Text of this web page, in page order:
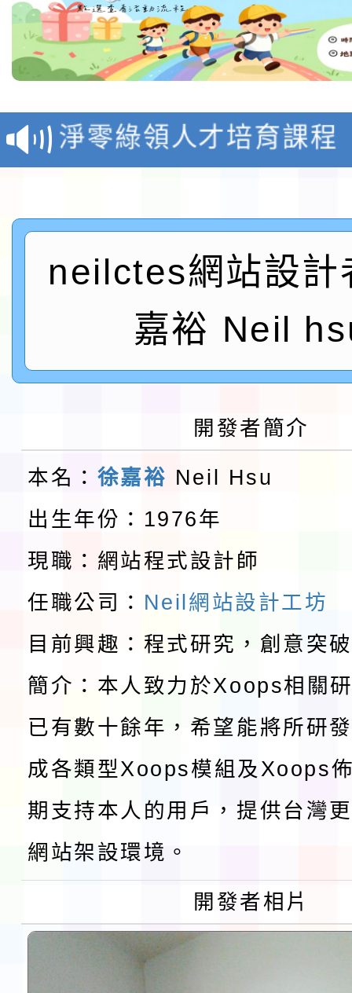
教育部校安中心白海豚
報
淨零綠領人才培育課程
檢送桃園市115學年度
及師生本土語及新住民
實施要點各1份
115年食農教育專業人
程
函轉國家通訊傳播委員
鎮韌性（防空）演習－
速演練執行計畫」
「115年金融知識線上
告(不再辦理後續甄選)
賽實施要點」1份
本市「115學年度學生
「桃園市補助參觀特色
展演活動實施計畫」
請一案
教育部校安中心白海豚
報
淨零綠領人才培育課程
檢送桃園市115學年度
及師生本土語及新住民
實施要點各1份
115年食農教育專業人
程
函轉國家通訊傳播委員
鎮韌性（防空）演習－
速演練執行計畫」
「115年金融知識線上
法」
第3次招考代課鐘點教
告(不再辦理後續甄選)
檢送「桃園市115學年
賽實施要點」1份
本市「115學年度學生
程安排一案
「桃園市補助參觀特色
neilctes網站設計
嘉裕 Neil
開發者簡介
本名： 徐嘉裕 Neil Hsu
出生年份：1976年
現職：網站程式設計師
任職公司： Neil網站設計工坊
目前興趣：程式研究，創意突
簡介：本人致力於Xoops相關
已有數十餘年，希望能將所研
成各類型Xoops模組及Xoops
期支持本人的用戶，提供台灣
網站架設環境。
開發者相片